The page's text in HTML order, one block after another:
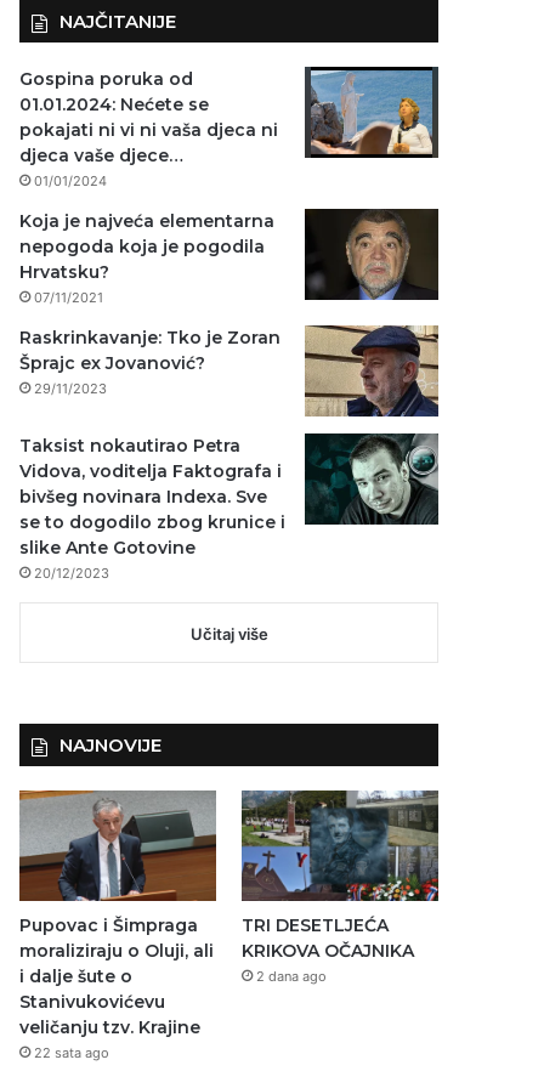
NAJČITANIJE
Gospina poruka od
01.01.2024: Nećete se
pokajati ni vi ni vaša djeca ni
djeca vaše djece…
01/01/2024
Koja je najveća elementarna
nepogoda koja je pogodila
Hrvatsku?
07/11/2021
Raskrinkavanje: Tko je Zoran
Šprajc ex Jovanović?
29/11/2023
Taksist nokautirao Petra
Vidova, voditelja Faktografa i
bivšeg novinara Indexa. Sve
se to dogodilo zbog krunice i
slike Ante Gotovine
20/12/2023
Učitaj više
NAJNOVIJE
Pupovac i Šimpraga
moraliziraju o Oluji, ali
i dalje šute o
Stanivukovićevu
veličanju tzv. Krajine
22 sata ago
TRI DESETLJEĆA
KRIKOVA OČAJNIKA
2 dana ago